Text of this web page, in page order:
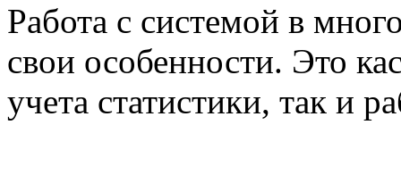
Работа с системой в
свои особенности. Это
учета статистики, так и